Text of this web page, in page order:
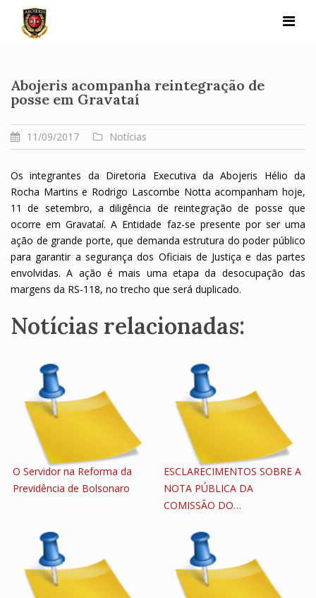
content
Abojeris acompanha reintegração de
posse em Gravataí
11/09/2017 Notícias
Os integrantes da Diretoria Executiva da Abojeris Hélio da
Rocha Martins e Rodrigo Lascombe Notta acompanham hoje,
11 de setembro, a diligência de reintegração de posse que
ocorre em Gravataí. A Entidade faz-se presente por ser uma
ação de grande porte, que demanda estrutura do poder público
para garantir a segurança dos Oficiais de Justiça e das partes
envolvidas. A ação é mais uma etapa da desocupação das
margens da RS-118, no trecho que será duplicado.
Notícias relacionadas:
O Servidor na Reforma da
Previdência de Bolsonaro
ESCLARECIMENTOS SOBRE A
NOTA PÚBLICA DA
COMISSÃO DO…